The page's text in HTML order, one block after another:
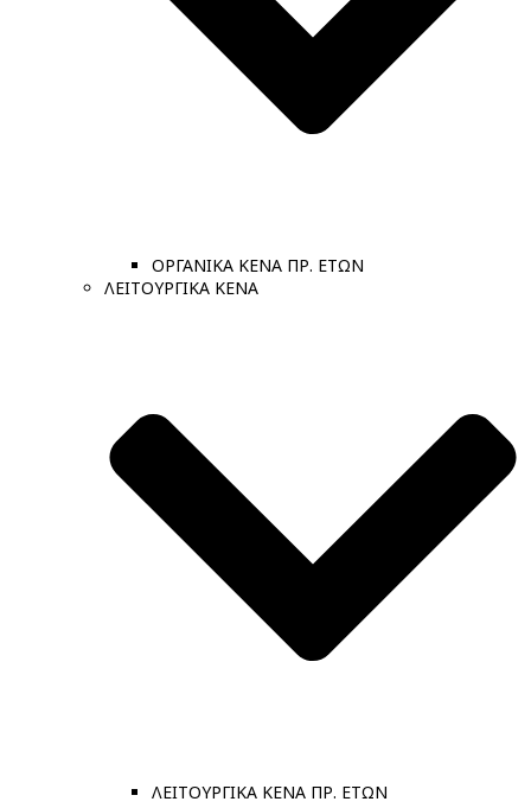
ΟΡΓΑΝΙΚΑ ΚΕΝΑ ΠΡ. ΕΤΩΝ
ΛΕΙΤΟΥΡΓΙΚΑ ΚΕΝΑ
ΛΕΙΤΟΥΡΓΙΚΑ ΚΕΝΑ ΠΡ. ΕΤΩΝ